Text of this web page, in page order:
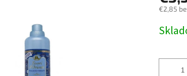
€2,85
cena: